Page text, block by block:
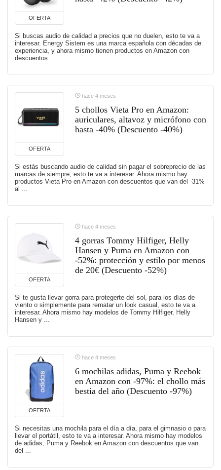
OFERTA
Si buscas audio de calidad a precios que no duelen, esto te va a
interesar. Energy Sistem es una marca española con décadas de
experiencia, y ahora mismo tienen productos en Amazon con
descuentos ...
OFERTA
hace 4 meses
5 chollos Vieta Pro en Amazon:
auriculares, altavoz y micrófono con
hasta -40% (Descuento -40%)
Si estás buscando audio de calidad sin pagar el sobreprecio de las
marcas de siempre, esto te va a interesar. Ahora mismo hay
productos Vieta Pro en Amazon con descuentos que van del -31%
al ...
OFERTA
hace 4 meses
4 gorras Tommy Hilfiger, Helly
Hansen y Puma en Amazon con
-52%: protección y estilo por menos
de 20€ (Descuento -52%)
Si te gusta llevar gorra para protegerte del sol, para los días de
viento o simplemente para rematar un look casual, esto te va a
interesar. Ahora mismo hay modelos de Tommy Hilfiger, Helly
Hansen y ...
OFERTA
hace 4 meses
6 mochilas adidas, Puma y Reebok
en Amazon con -97%: el chollo más
bestia del año (Descuento -97%)
Si necesitas una mochila para el día a día, para el gimnasio o para
llevar el portátil, esto te va a interesar. Ahora mismo hay modelos
de adidas, Puma y Reebok en Amazon con descuentos que van
del ...